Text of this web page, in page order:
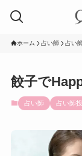
ホーム 占い師 占い
餃子で
占い師 占い師